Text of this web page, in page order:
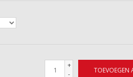
+
-
TOEVOEGEN